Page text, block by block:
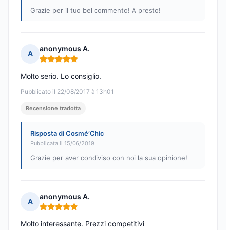
Grazie per il tuo bel commento! A presto!
A
anonymous A.
Nota: 5 su 5
Pubblicato il 22/08/2017 à 13h01
Molto serio. Lo consiglio.
Recensione tradotta
Risposta di Cosmé’Chic
Pubblicata il 15/06/2019
Grazie per aver condiviso con noi la sua opinione!
A
anonymous A.
Nota: 5 su 5
Molto interessante. Prezzi competitivi